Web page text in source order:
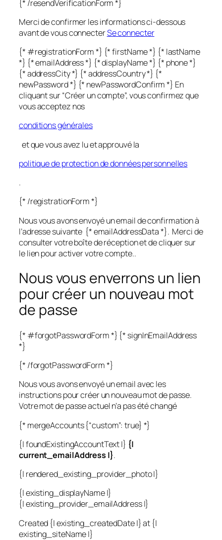
{* /resendVerificationForm *}
Merci de confirmer les informations ci-dessous
avant de vous connecterSe connecter
{* #registrationForm *} {* firstName *} {* lastName
*} {* emailAddress *} {* displayName *} {* phone *}
{* addressCity *} {* addressCountry *} {*
newPassword *} {* newPasswordConfirm *} En
cliquant sur “Créer un compte”, vous confirmez que
vous acceptez nos
conditions générales
et que vous avez lu et approuvé la
politique de protection de données personnelles
.
{* /registrationForm *}
Nous vous avons envoyé un email de confirmation à
l’adresse suivante {* emailAddressData *}. Merci de
consulter votre boîte de réception et de cliquer sur
le lien pour activer votre compte..
Nous vous enverrons un lien
pour créer un nouveau mot
de passe
{* #forgotPasswordForm *} {* signInEmailAddress
*}
{* /forgotPasswordForm *}
Nous vous avons envoyé un email avec les
instructions pour créer un nouveau mot de passe.
Votre mot de passe actuel n’a pas été changé
{* mergeAccounts {“custom”: true} *}
{| foundExistingAccountText |} {|
current_emailAddress |}.
{| rendered_existing_provider_photo |}
{| existing_displayName |}
{| existing_provider_emailAddress |}
Created {| existing_createdDate |} at {|
existing_siteName |}